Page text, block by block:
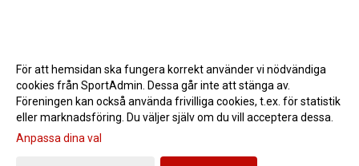
Gå till Webbversion
För att hemsidan ska fungera korrekt använder vi nödvändiga
cookies från SportAdmin. Dessa går inte att stänga av.
Föreningen kan också använda frivilliga cookies, t.ex. för statistik
eller marknadsföring. Du väljer själv om du vill acceptera dessa.
Anpassa dina val